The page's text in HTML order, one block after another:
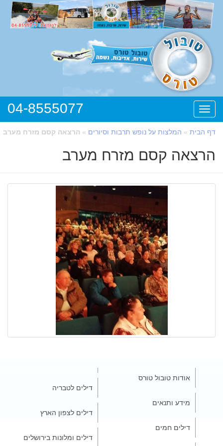
תפריט 04-8555077
דף הבית » המלצות על נופש תרבות וסיורים » הרצאה קסם מזרח מערב
הרצאה קסם מזרח מערב
אודות טובול טורס
מידע ותנאים
דילים חמים
דילים לטבריה
דילים לצפון הארץ
דילים ומלונות בירושלים